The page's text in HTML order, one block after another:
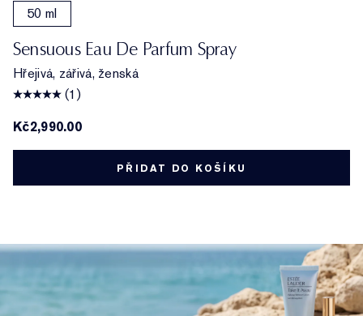
50 ml
Sensuous Eau De Parfum Spray
Hřejivá, zářivá, ženská
(1)
Kč2,990.00
PŘIDAT DO KOŠÍKU